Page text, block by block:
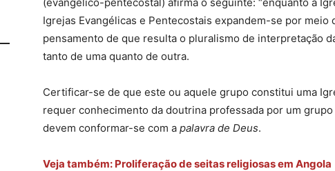
Igrejas Evangélicas e Pentecostais expandem-se por meio
pensamento de que resulta o pluralismo de interpretação
tanto de uma quanto de outra.
Certificar-se de que este ou aquele grupo constitui uma
requer conhecimento da doutrina professada por um
devem conformar-se com a palavra de Deus.
Veja também: Proliferação de seitas religiosas em Angola